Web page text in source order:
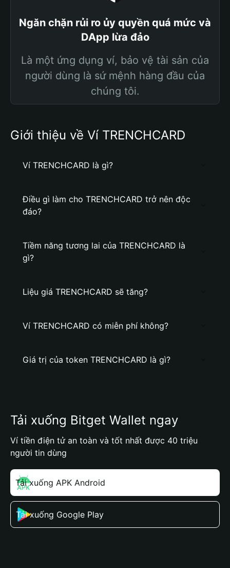
Ngăn chặn rủi ro ủy quyền quá mức và
DApp lừa đảo
Là một ứng dụng ví, bảo vệ tài sản của
người dùng là sứ mệnh hàng đầu của
chúng tôi.
Giới thiệu về Ví TRENCHCARD
Ví TRENCHCARD là gì?
Điều gì làm cho TRENCHCARD trở nên độc
đáo?
Tiềm năng tương lai của TRENCHCARD là
gì?
Liệu giá TRENCHCARD sẽ tăng?
Ví TRENCHCARD có miễn phí không?
Giá trị của token TRENCHCARD là gì?
Tải xuống Bitget Wallet ngay
Ví tiền điện tử an toàn và tốt nhất được 40 triệu
người tin dùng
Tải xuống APK Android
Tải xuống Google Play